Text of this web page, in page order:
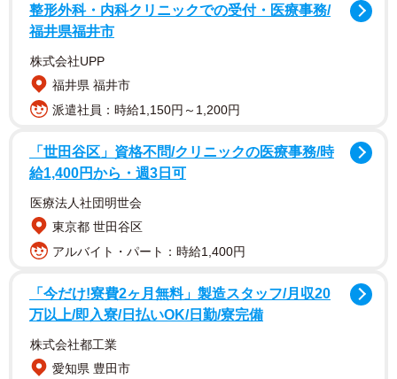
りさんに聞きました。
ーーめんまちゃんは何の注射をしたのですか？
「めんまは2回目のワクチンのために注射をしました」
ーーいつも注射のたびに不機嫌になるのでしょうか。
「1回目は生後3ヶ月頃に打ったのですが、その時は大人し
かったです。久しぶりでびっくりしたんだと思います
整形外科・内科クリニックでの受付・医療事務/
福井県福井市
株式会社UPP
福井県 福井市
派遣社員：時給1,150円～1,200円
「世田谷区」資格不問/クリニックの医療事務/時
給1,400円から・週3日可
医療法人社団明世会
東京都 世田谷区
アルバイト・パート：時給1,400円
「今だけ!寮費2ヶ月無料」製造スタッフ/月収20
万以上/即入寮/日払いOK/日勤/寮完備
株式会社都工業
愛知県 豊田市